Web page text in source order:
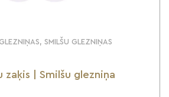
SMILŠU GLEZNIŅAS
zaķis | Smilšu glezniņa